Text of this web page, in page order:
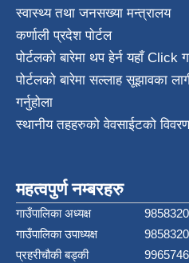
स्वास्थ्य तथा जनस‌ख्या मन्त्रालय
कर्णाली प्रदेश पाेर्टल
पोर्टलको बारेमा थप हेर्नयहाँ Click
पोर्टलको बारेमा सल्लाह सूझावका
गर्नुहोला
स्थानीय तहहरुको वेवसाईटको
महत्वपुर्ण नम्बरहरु
गाउँपालिका अध्यक्ष
गाउँपालिका उपाध्यक्ष
प्रहरीचौकी बड्की